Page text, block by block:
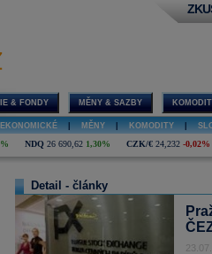
& FONDY MĚNY & SAZBY
EKONOMICKÉ MĚNY KOMODITY
NDQ 26 690,62 1,30% CZK/€ 24,232 -0,02%
Detail - články